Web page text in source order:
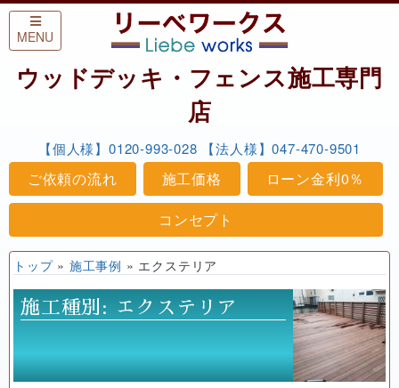
Skip to content
MENU
ウッドデッキ・フェンス施工専門
店
【個人様】0120-993-028 【法人様】047-470-9501
ご依頼の流れ 施工価格
ローン金利0％
コンセプト
トップ» 施工事例 » エクステリア
施工種別: エクステリア